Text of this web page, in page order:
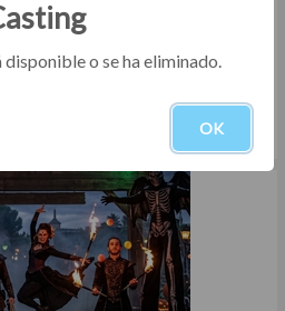
disponible o se ha eliminado.
OK